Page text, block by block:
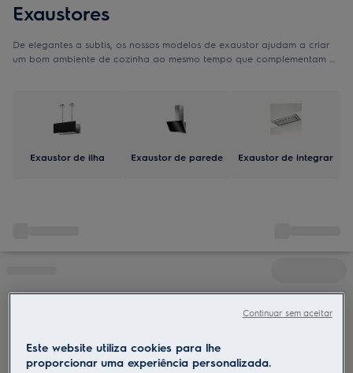
Exaustores
De elegantes a subtis, os nossos modelos de exaustor ajudam a criar
um bom ambiente de cozinha ao mesmo tempo que complementam o
Exaustor de ilha Exaustor de parede Exaustor de integrar
Este website utiliza cookies para lhe
proporcionar uma experiência personalizada.
Continuar sem aceitar